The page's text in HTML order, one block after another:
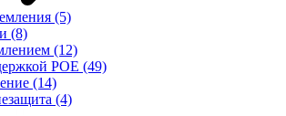
(5)
(8)
(12)
POE (49)
(14)
(4)